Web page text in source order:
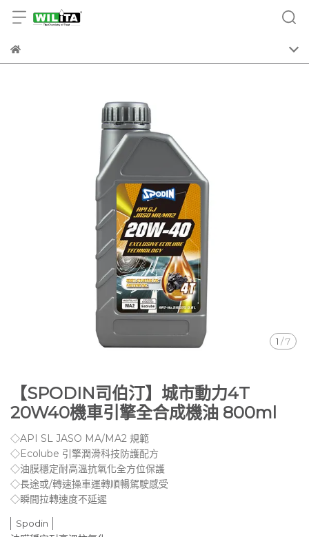
1 /7
【SPODIN司伯汀】城市動力4T
20W40機車引擎全合成機油 800ml
◇API SL JASO MA/MA2 規範
◇Ecolube 引擎潤滑科技防護配方
◇油膜穩定耐高溫抗氧化全方位保護
◇長途或/轉速操車運轉順暢駕駛感受
◇瞬間拉轉速度不延遲
Spodin